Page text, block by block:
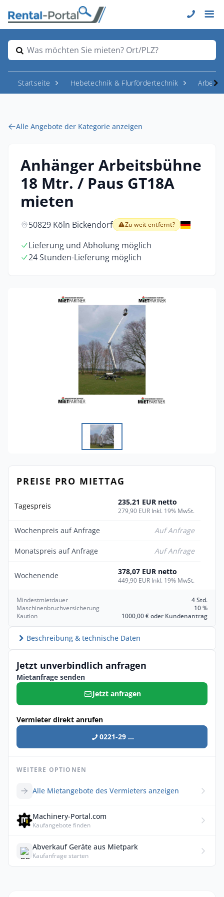
Was möchten Sie mieten? Ort/PLZ?
Startseite Hebetechnik & Flurfördertechnik
Alle Angebote der Kategorie anzeigen
Anhänger Arbeitsbühne
18 Mtr. / Paus GT18A
mieten
50829 Köln Bickendorf Zu weit entfernt?
Lieferung und Abholung möglich
24 Stunden-Lieferung möglich
PREISE PRO MIETTAG
Tagespreis 235,21 EUR netto
279,90 EUR Inkl. 19% MwSt.
Wochenpreis auf Anfrage Auf Anfrage
Monatspreis auf Anfrage Auf Anfrage
Wochenende 378,07 EUR netto
449,90 EUR Inkl. 19% MwSt.
Mindestmietdauer
4 Std.
Maschinenbruchversicherung
10 %
Kaution
1000,00 € oder Kundenantrag
Beschreibung & technische Daten
Jetzt unverbindlich anfragen
Mietanfrage senden
Jetzt anfragen
Vermieter direkt anrufen
0221-29 ...
WEITERE OPTIONEN
Alle Mietangebote des Vermieters anzeigen
Machinery-Portal.com
Kaufangebote finden
Abverkauf Geräte aus Mietpark
Kaufanfrage starten